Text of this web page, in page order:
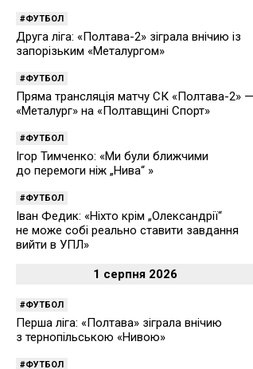
ФУТБОЛ
Друга ліга: «Полтава-2» зіграла внічию із
запорізьким «Металургом»
ФУТБОЛ
Пряма трансляція матчу СК «Полтава-2» —
«Металург» на «Полтавщині Спорт»
ФУТБОЛ
Ігор Тимченко: «Ми були ближчими
до перемоги ніж „Нива“ »
ФУТБОЛ
Іван Федик: «Ніхто крім „Олександрії“
не може собі реально ставити завдання
вийти в УПЛ»
1 серпня 2026
ФУТБОЛ
Перша ліга: «Полтава» зіграла внічию
з тернопільською «Нивою»
ФУТБОЛ